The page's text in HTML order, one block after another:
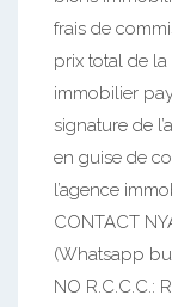
frais de
prix total de
immobilier
signature de
en guise de
l’agence
CONTACT
(Whatsapp
NO